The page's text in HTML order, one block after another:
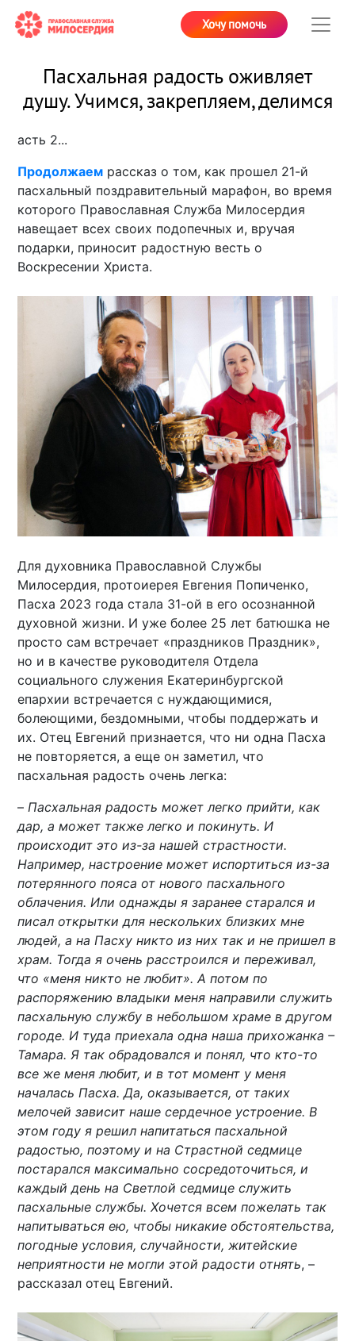
Хочу помочь
Пасхальная радость оживляет
душу. Учимся, закрепляем, делимся
асть 2...
Продолжаем рассказ о том, как прошел 21-й
пасхальный поздравительный марафон, во время
которого Православная Служба Милосердия
навещает всех своих подопечных и, вручая
подарки, приносит радостную весть о
Воскресении Христа.
Для духовника Православной Службы
Милосердия, протоиерея Евгения Попиченко,
Пасха 2023 года стала 31-ой в его осознанной
духовной жизни. И уже более 25 лет батюшка не
просто сам встречает «праздников Праздник»,
но и в качестве руководителя Отдела
социального служения Екатеринбургской
епархии встречается с нуждающимися,
болеющими, бездомными, чтобы поддержать и
их. Отец Евгений признается, что ни одна Пасха
не повторяется, а еще он заметил, что
пасхальная радость очень легка:
– Пасхальная радость может легко прийти, как
дар, а может также легко и покинуть. И
происходит это из-за нашей страстности.
Например, настроение может испортиться из-за
потерянного пояса от нового пасхального
облачения. Или однажды я заранее старался и
писал открытки для нескольких близких мне
людей, а на Пасху никто из них так и не пришел в
храм. Тогда я очень расстроился и переживал,
что «меня никто не любит». А потом по
распоряжению владыки меня направили служить
пасхальную службу в небольшом храме в другом
городе. И туда приехала одна наша прихожанка –
Тамара. Я так обрадовался и понял, что кто-то
все же меня любит, и в тот момент у меня
началась Пасха. Да, оказывается, от таких
мелочей зависит наше сердечное устроение. В
этом году я решил напитаться пасхальной
радостью, поэтому и на Страстной седмице
постарался максимально сосредоточиться, и
каждый день на Светлой седмице служить
пасхальные службы. Хочется всем пожелать так
напитываться ею, чтобы никакие обстоятельства,
погодные условия, случайности, житейские
неприятности не могли этой радости отнять, –
рассказал отец Евгений.